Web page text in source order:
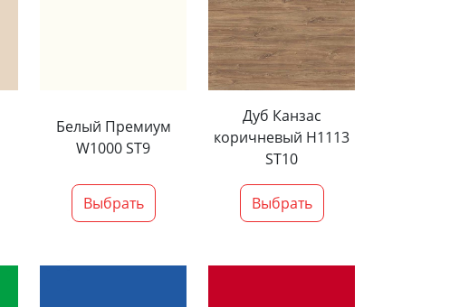
Белый Премиум
W1000 ST9
Выбрать
Дуб Канзас
коричневый H1113
ST10
Выбрать